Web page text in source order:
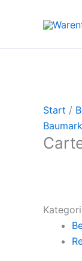
Start /